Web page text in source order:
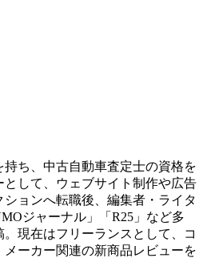
ち、中古自動車査定士の資格を
して、ウェブサイト制作や広告
ョンへ転職後、編集者・ライタ
ジャーナル」「R25」など多
現在はフリーランスとして、コ
ーカー関連の新商品レビューを